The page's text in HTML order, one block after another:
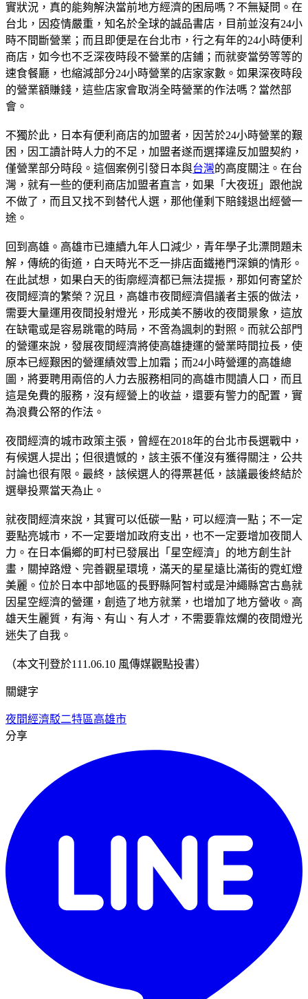
實狀況，真的能夠解決當前地方經濟的困局嗎？不無疑問。在
台北，因疫情嚴重，知名於全球的誠品書店，目前並沒有24小
時不間斷營業；而且即便是在台北市，行之有年的24小時便利
商店，如今也不乏深夜時段不營業的店鋪；而就麥當勞等等的
速食餐廳，也縮減部分24小時營業的店家家數。如果深夜時段
的營業額賺錢，這些店家會取消全時營業的作法嗎？當然部
會。
不獨於此，日本有便利商店的加盟者，因苦於24小時營業的艱
困，因工讀計時人力的不足，加盟者遂而選擇違反加盟契約，
僅營業部分時段。這個案例引發日本與台灣的高度關注。在台
灣，就有一些的便利商店加盟者直言，如果「大夜班」跟他說
不做了，而且又找不到替代人選，那他僅剩下賠錢退出經營一
途。
回到高雄。高雄市已連續九年人口減少，青年學子北漂問題未
解，傳統的街道，白天時光不乏一排店面鐵捲門深鎖的情形。
在此試想，如果白天的街廓經濟都已無法提振，那如何寄望於
夜間經濟的繁榮？況且，高雄市夜間經濟倡議者主張的做法，
需要大量運用夜間投射燈光，形成美不勝收的夜間景象，這放
在缺電或是容易跳電的時局，不啻為諷刺的對照。而就公部門
的營運來說，發展夜間經濟將使高雄捷運的營業時間拉長，使
原本已經艱困的營運績效雪上加霜；而24小時營運的高雄總
圖，將要聘用兩倍的人力去服務相同的高雄市閱讀人口，而且
這是免費的服務，沒有經營上的收益，還要有警力的配置，實
為浪費公帑的作法。
夜間經濟的城市政策主張，曾經在2018年的台北市長選戰中，
有候選人提出；但很遺憾的，該主張不僅沒有獲得關注，公共
討論也很有限。最終，該候選人的得票甚低，該議最後終結於
選舉投票當天為止。
就夜間經濟來說，其實可以低碳一點，可以經濟一點；不一定
要點亮城市，不一定要增加政府支出，也不一定要增加夜間人
力。在日本偏鄉的町村已發展出「星空經濟」的地方創生計
畫，關掉路燈、完善觀星環境，滿天的星星遠比滿街的霓虹燈
美麗。位於日本中部地區的長野縣阿智村或是沖繩縣宮古島就
因星空經濟的營運，創造了地方就業，也增加了地方營收。高
雄天生麗質，有海、有山、有人才，不需要靠炫爛的夜間燈光
迷失了自我。
（本文刊登於111.06.10 風傳媒觀點投書）
關鍵字
夜間經濟駁二特區高雄市
分享